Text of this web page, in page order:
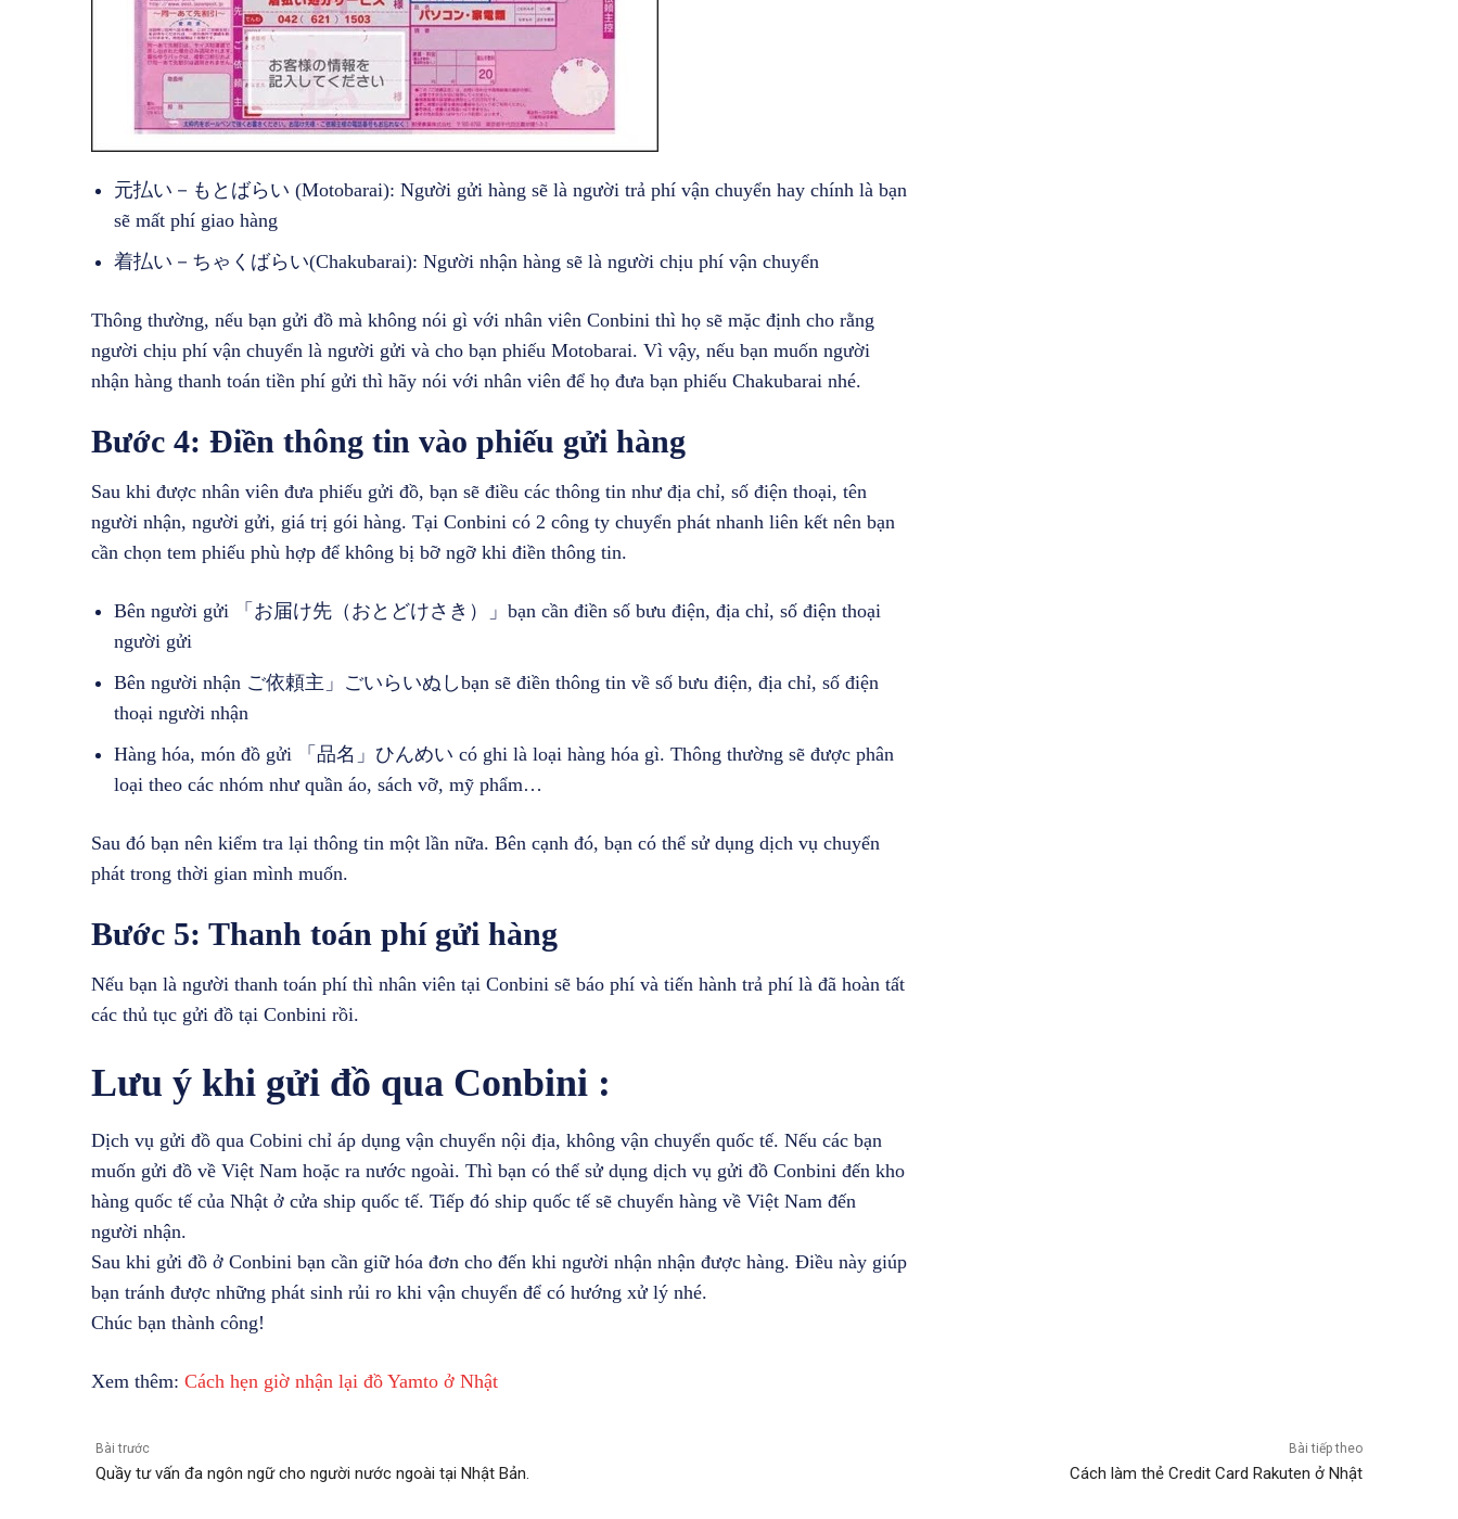
元払い－もとばらい (Motobarai): Người gửi hàng sẽ là người trả phí vận chuyển hay chính là bạn
sẽ mất phí giao hàng
着払い－ちゃくばらい(Chakubarai): Người nhận hàng sẽ là người chịu phí vận chuyển
Thông thường, nếu bạn gửi đồ mà không nói gì với nhân viên Conbini thì họ sẽ mặc định cho rằng
người chịu phí vận chuyển là người gửi và cho bạn phiếu Motobarai. Vì vậy, nếu bạn muốn người
nhận hàng thanh toán tiền phí gửi thì hãy nói với nhân viên để họ đưa bạn phiếu Chakubarai nhé.
Bước 4: Điền thông tin vào phiếu gửi hàng
Sau khi được nhân viên đưa phiếu gửi đồ, bạn sẽ điều các thông tin như địa chỉ, số điện thoại, tên
người nhận, người gửi, giá trị gói hàng. Tại Conbini có 2 công ty chuyển phát nhanh liên kết nên bạn
cần chọn tem phiếu phù hợp để không bị bỡ ngỡ khi điền thông tin.
Bên người gửi 「お届け先（おとどけさき）」bạn cần điền số bưu điện, địa chỉ, số điện thoại
người gửi
Bên người nhận ご依頼主」ごいらいぬしbạn sẽ điền thông tin về số bưu điện, địa chỉ, số điện
thoại người nhận
Hàng hóa, món đồ gửi 「品名」ひんめい có ghi là loại hàng hóa gì. Thông thường sẽ được phân
loại theo các nhóm như quần áo, sách vỡ, mỹ phẩm…
Sau đó bạn nên kiểm tra lại thông tin một lần nữa. Bên cạnh đó, bạn có thể sử dụng dịch vụ chuyển
phát trong thời gian mình muốn.
Bước 5: Thanh toán phí gửi hàng
Nếu bạn là người thanh toán phí thì nhân viên tại Conbini sẽ báo phí và tiến hành trả phí là đã hoàn tất
các thủ tục gửi đồ tại Conbini rồi.
Lưu ý khi gửi đồ qua Conbini :
Dịch vụ gửi đồ qua Cobini chỉ áp dụng vận chuyển nội địa, không vận chuyển quốc tế. Nếu các bạn
muốn gửi đồ về Việt Nam hoặc ra nước ngoài. Thì bạn có thể sử dụng dịch vụ gửi đồ Conbini đến kho
hàng quốc tế của Nhật ở cửa ship quốc tế. Tiếp đó ship quốc tế sẽ chuyển hàng về Việt Nam đến
người nhận.
Sau khi gửi đồ ở Conbini bạn cần giữ hóa đơn cho đến khi người nhận nhận được hàng. Điều này giúp
bạn tránh được những phát sinh rủi ro khi vận chuyển để có hướng xử lý nhé.
Chúc bạn thành công!
Xem thêm: Cách hẹn giờ nhận lại đồ Yamto ở Nhật
Bài trước
Quầy tư vấn đa ngôn ngữ cho người nước ngoài tại Nhật Bản.
Bài tiếp theo
Cách làm thẻ Credit Card Rakuten ở Nhật